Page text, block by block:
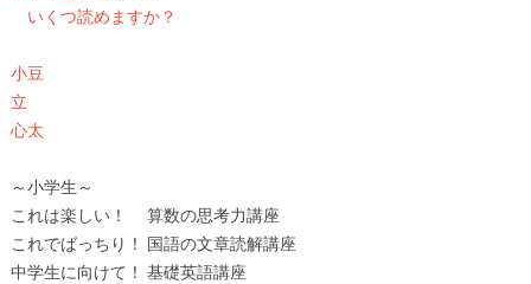
いくつ読めますか？
小豆
立
心太
～小学生～
これは楽しい！ 算数の思考力講座
これでばっちり！ 国語の文章読解講座
中学生に向けて！ 基礎英語講座